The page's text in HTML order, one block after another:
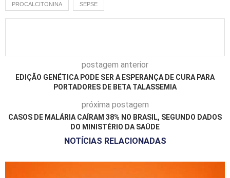
PROCALCITONINA SEPSE
postagem anterior
EDIÇÃO GENÉTICA PODE SER A ESPERANÇA DE CURA PARA
PORTADORES DE BETA TALASSEMIA
próxima postagem
CASOS DE MALÁRIA CAÍRAM 38% NO BRASIL, SEGUNDO DADOS
DO MINISTÉRIO DA SAÚDE
NOTÍCIAS RELACIONADAS